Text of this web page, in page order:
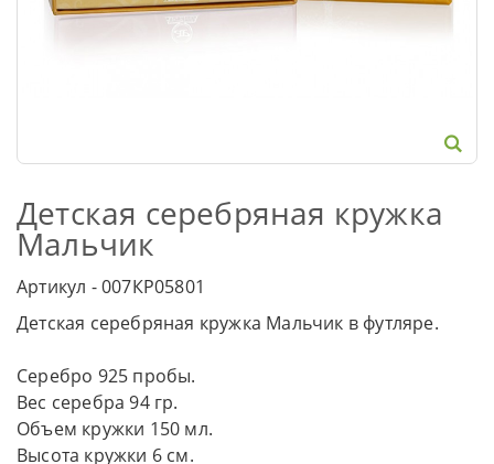
Детская серебряная кружка
Мальчик
Артикул - 007КР05801
Детская серебряная кружка Мальчик в футляре.
Серебро 925 пробы.
Вес серебра 94 гр.
Объем кружки 150 мл.
Высота кружки 6 см.